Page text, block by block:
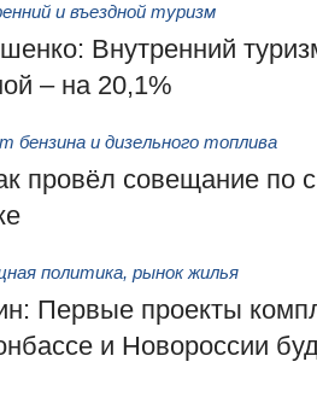
и въездной туризм
Внутренний
– на 20,1%
бензина и дизельного топлива
провёл совещание по
политика, рынок жилья
Первые проекты
и Новороссии